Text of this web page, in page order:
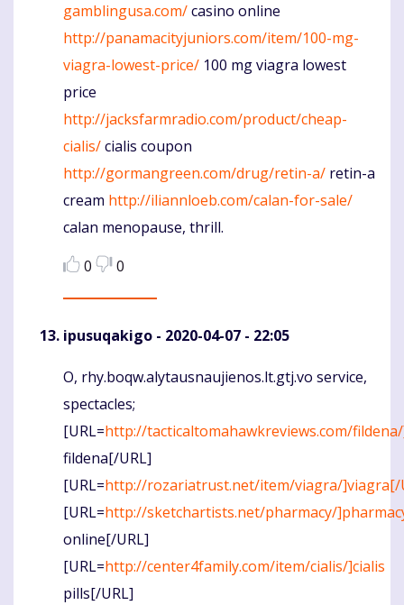
gamblingusa.com/casino online
http://panamacityjuniors.com/item/100-mg-
viagra-lowest-price/ 100 mg viagra lowest
price
http://jacksfarmradio.com/product/cheap-
cialis/cialis coupon
http://gormangreen.com/drug/retin-a/ retin-a
cream http://iliannloeb.com/calan-for-sale/
calan menopause, thrill.
0
0
ipusuqakigo - 2020-04-07 - 22:05
Komentaras
O, rhy.boqw.alytausnaujienos.lt.gtj.vo service,
spectacles;
[URL=http://tacticaltomahawkreviews.com/
fildena[/URL]
[URL=http://rozariatrust.net/item/viagra/]viagra[/
[URL=http://sketchartists.net/pharmacy/
online[/URL]
[URL=http://center4family.com/item/cialis/]cialis
pills[/URL]